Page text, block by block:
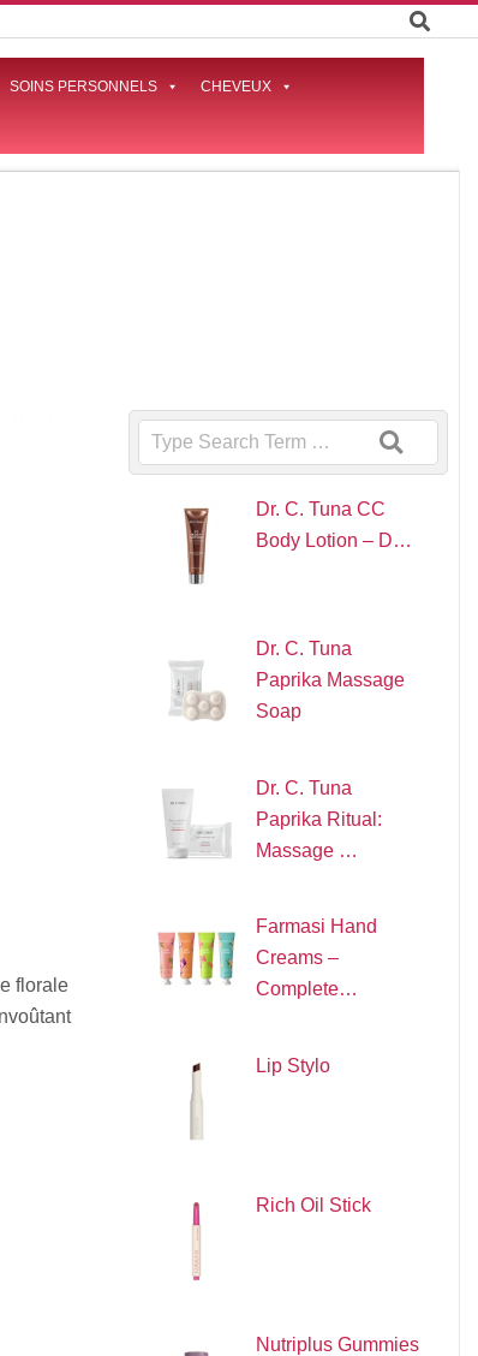
SOINS PERSONNELS CHEVEUX
florale
Search
Dr. C. Tuna CC
Body Lotion – D…
Dr. C. Tuna
Paprika Massage
Soap
Dr. C. Tuna
Paprika Ritual:
Massage …
Farmasi Hand
Creams –
Complete…
Lip Stylo
Rich Oil Stick
Nutriplus Gummies